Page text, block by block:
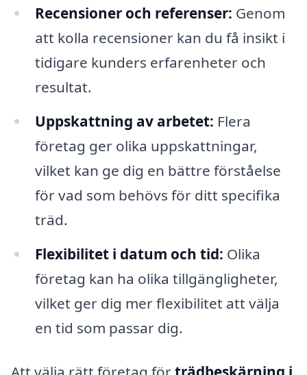
Recensioner och referenser: Genom
att kolla recensioner kan du få insikt i
tidigare kunders erfarenheter och
resultat.
Uppskattning av arbetet: Flera
företag ger olika uppskattningar,
vilket kan ge dig en bättre förståelse
för vad som behövs för ditt specifika
träd.
Flexibilitet i datum och tid: Olika
företag kan ha olika tillgängligheter,
vilket ger dig mer flexibilitet att välja
en tid som passar dig.